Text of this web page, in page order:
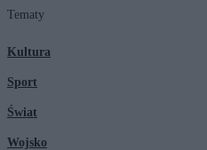
Tematy
Kultura
Sport
Świat
Wojsko